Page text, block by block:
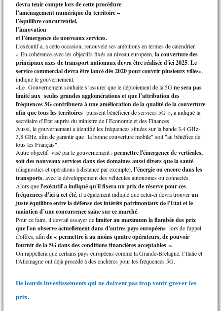
devra tenir compte lors de cette procédure:
l’aménagement numérique du territoire –
l’équilibre concurrentiel,
l’innovation
et l’émergence de nouveaux services.
L'exécutif a, à cette occasion, renouvelé ses ambitions en termes de calendrier.
« En cohérence avec les objectifs fixés au niveau européen, la couverture des
principaux axes de transport nationaux devra être réalisée d'ici 2025. Le
service commercial devra être lancé dès 2020 pour couvrir plusieurs villes»,
indique le gouvernement.
«Le Gouvernement souhaite s’assurer que le déploiement de la 5Gne sera pas
limité aux seules grandes agglomérations et que l’attribution des
fréquences 5G contribuera à une amélioration de la qualité de la couverture
afin que tous les territoires puissent bénéficier de services 5G », a indiqué la
secrétaire d’Etat auprès du ministre de l’Economie et des Finances.
Aussi, le gouvernement a identifié les fréquences situées sur la bande 3,4 GHz-
3,8 GHz, afin de garantir que "la bonne couverture mobile" soit "au bénéfice de
tous les Français".
Autre objectif visé par le gouvernement :permettre l'émergence de verticales,
soit des nouveaux services dans des domaines aussi divers que la santé
(diagnostics et opérations à distance par exemple), l’énergie ou encore dans les
transports, avec le développement des véhicules autonomes ou connectés.
Alors quel'exécutif a indiqué qu'il fixera un prix de réserve pour ces
fréquences d'ici à cet été, il a également indiqué que celui-ci devra trouverun
juste équilibre entre la défense des intérêts patrimoniaux de l’Etat et le
maintien d’une concurrence saine sur ce marché.
Pour ce faire, il devrait essayer delimiter au maximum la flambée des prix
que l'on observe actuellement dans d'autres pays européens lors de l'appel
d'offres, afin de « permettre à au moins quatre opérateurs, de pouvoir
fournir de la 5G dans des conditions financières acceptables ».
On rappellera que certains pays européens comme la Grande-Bretagne, l’Italie et
l’Allemagne ont déjà procédé à des enchères pour les fréquences 5G.
De lourds investissements qui ne doivent pas trop venir grever les
prix.